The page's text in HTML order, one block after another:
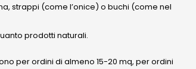
strappi (come l’onice) o buchi (come nel
prodotti naturali.
per ordini di almeno 15-20 mq, per ordini